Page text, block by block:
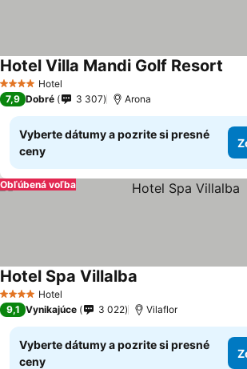
4 Počet hviezdičiek
Hotel
Hotel Villa Mandi Golf Resort
7,9 Dobré 3 307 Arona
Vyberte dátumy a pozrite si presné
ceny
Obľúbená voľba
4 Počet hviezdičiek
Hotel
Hotel Spa Villalba
9,1 Vynikajúce 3 022 Vilaflor
Vyberte dátumy a pozrite si presné
ceny